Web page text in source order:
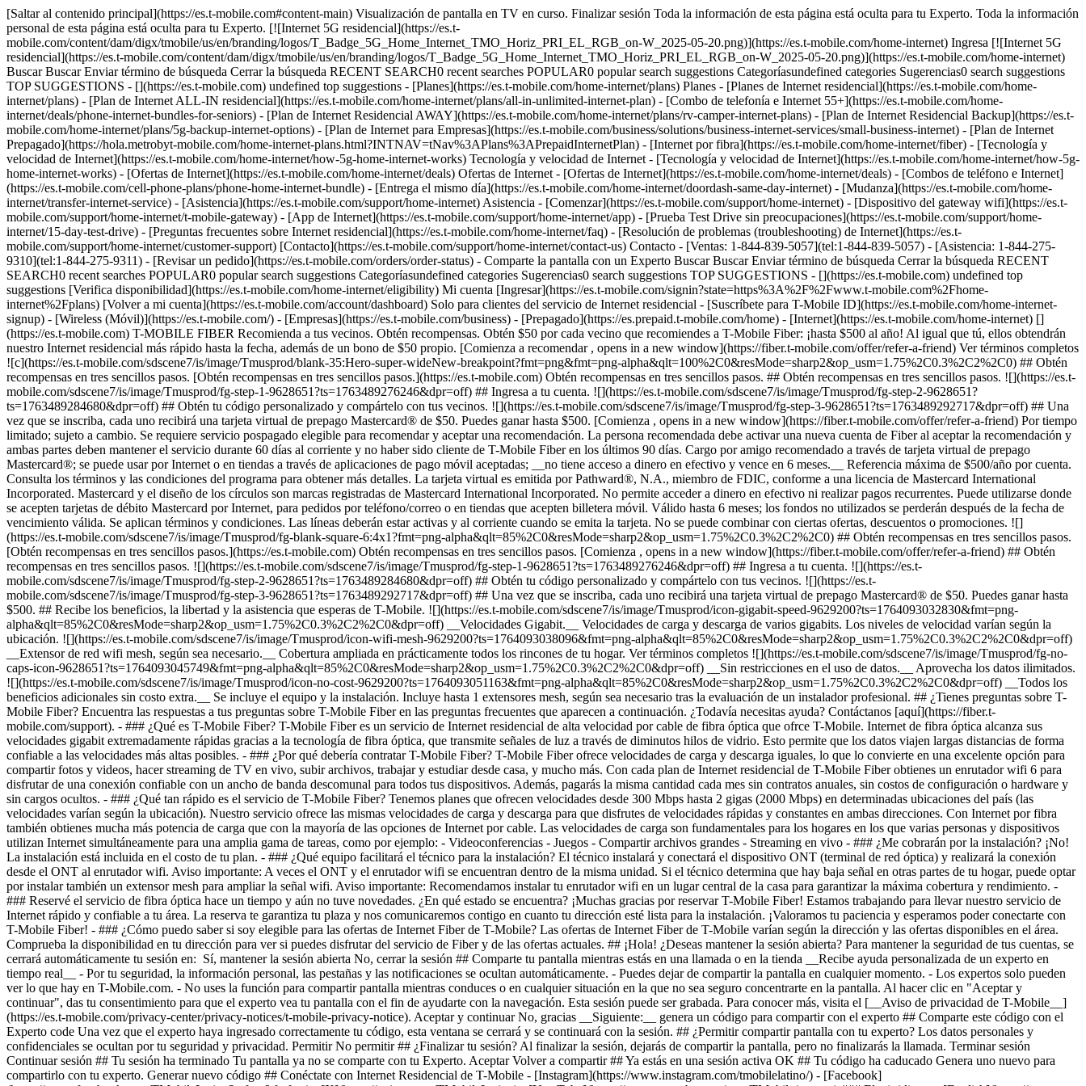
[Saltar al contenido principal](https://es.t-mobile.com#content-main) Visualización de pantalla en TV en curso. Finalizar sesión Toda la información de esta página está oculta para tu Experto. Toda la información
personal de esta página está oculta para tu Experto. [![Internet 5G residencial](https://es.t-
mobile.com/content/dam/digx/tmobile/us/en/branding/logos/T_Badge_5G_Home_Internet_TMO_Horiz_PRI_EL_RGB_on-W_2025-05-20.png)](https://es.t-mobile.com/home-internet) Ingresa [![Internet 5G
residencial](https://es.t-mobile.com/content/dam/digx/tmobile/us/en/branding/logos/T_Badge_5G_Home_Internet_TMO_Horiz_PRI_EL_RGB_on-W_2025-05-20.png)](https://es.t-mobile.com/home-internet)
Buscar Buscar Enviar término de búsqueda Cerrar la búsqueda RECENT SEARCH0 recent searches POPULAR0 popular search suggestions Categoríasundefined categories Sugerencias0 search suggestions
TOP SUGGESTIONS - [](https://es.t-mobile.com) undefined top suggestions - [Planes](https://es.t-mobile.com/home-internet/plans) Planes - [Planes de Internet residencial](https://es.t-mobile.com/home-
internet/plans) - [Plan de Internet ALL-IN residencial](https://es.t-mobile.com/home-internet/plans/all-in-unlimited-internet-plan) - [Combo de telefonía e Internet 55+](https://es.t-mobile.com/home-
internet/deals/phone-internet-bundles-for-seniors) - [Plan de Internet Residencial AWAY](https://es.t-mobile.com/home-internet/plans/rv-camper-internet-plans) - [Plan de Internet Residencial Backup](https://es.t-
mobile.com/home-internet/plans/5g-backup-internet-options) - [Plan de Internet para Empresas](https://es.t-mobile.com/business/solutions/business-internet-services/small-business-internet) - [Plan de Internet
Prepagado](https://hola.metrobyt-mobile.com/home-internet-plans.html?INTNAV=tNav%3APlans%3APrepaidInternetPlan) - [Internet por fibra](https://es.t-mobile.com/home-internet/fiber) - [Tecnología y
velocidad de Internet](https://es.t-mobile.com/home-internet/how-5g-home-internet-works) Tecnología y velocidad de Internet - [Tecnología y velocidad de Internet](https://es.t-mobile.com/home-internet/how-5g-
home-internet-works) - [Ofertas de Internet](https://es.t-mobile.com/home-internet/deals) Ofertas de Internet - [Ofertas de Internet](https://es.t-mobile.com/home-internet/deals) - [Combos de teléfono e Internet]
(https://es.t-mobile.com/cell-phone-plans/phone-home-internet-bundle) - [Entrega el mismo día](https://es.t-mobile.com/home-internet/doordash-same-day-internet) - [Mudanza](https://es.t-mobile.com/home-
internet/transfer-internet-service) - [Asistencia](https://es.t-mobile.com/support/home-internet) Asistencia - [Comenzar](https://es.t-mobile.com/support/home-internet) - [Dispositivo del gateway wifi](https://es.t-
mobile.com/support/home-internet/t-mobile-gateway) - [App de Internet](https://es.t-mobile.com/support/home-internet/app) - [Prueba Test Drive sin preocupaciones](https://es.t-mobile.com/support/home-
internet/15-day-test-drive) - [Preguntas frecuentes sobre Internet residencial](https://es.t-mobile.com/home-internet/faq) - [Resolución de problemas (troubleshooting) de Internet](https://es.t-
mobile.com/support/home-internet/customer-support) [Contacto](https://es.t-mobile.com/support/home-internet/contact-us) Contacto - [Ventas: 1-844-839-5057](tel:1-844-839-5057) - [Asistencia: 1-844-275-
9310](tel:1-844-275-9311) - [Revisar un pedido](https://es.t-mobile.com/orders/order-status) - Comparte la pantalla con un Experto Buscar Buscar Enviar término de búsqueda Cerrar la búsqueda RECENT
SEARCH0 recent searches POPULAR0 popular search suggestions Categoríasundefined categories Sugerencias0 search suggestions TOP SUGGESTIONS - [](https://es.t-mobile.com) undefined top
suggestions [Verifica disponibilidad](https://es.t-mobile.com/home-internet/eligibility) Mi cuenta [Ingresar](https://es.t-mobile.com/signin?state=https%3A%2F%2Fwww.t-mobile.com%2Fhome-
internet%2Fplans) [Volver a mi cuenta](https://es.t-mobile.com/account/dashboard) Solo para clientes del servicio de Internet residencial - [Suscríbete para T-Mobile ID](https://es.t-mobile.com/home-internet-
signup) - [Wireless (Móvil)](https://es.t-mobile.com/) - [Empresas](https://es.t-mobile.com/business) - [Prepagado](https://es.prepaid.t-mobile.com/home) - [Internet](https://es.t-mobile.com/home-internet) [](https://es.t-mobile.com) T-MOBILE FIBER Recomienda a tus vecinos. Obtén recompensas. Obtén $50 por cada vecino que recomiendes a T-Mobile Fiber: ¡hasta $500 al año!​​​​​​​ Al igual que tú, ellos obtendrán nuestro Internet residencial más rápido hasta la fecha, además de un bono de $50 propio. [Comienza a recomendar , opens in a new window](https://fiber.t-mobile.com/offer/refer-a-friend) Ver términos completos ![c](https://es.t-mobile.com/sdscene7/is/image/Tmusprod/blank-35:Hero-super-wideNew-breakpoint?fmt=png&fmt=png-alpha&qlt=100%2C0&resMode=sharp2&op_usm=1.75%2C0.3%2C2%2C0) ## Obtén recompensas en tres sencillos pasos. [Obtén recompensas en tres sencillos pasos.](https://es.t-mobile.com) Obtén recompensas en tres sencillos pasos. ## Obtén recompensas en tres sencillos pasos. ![](https://es.t-mobile.com/sdscene7/is/image/Tmusprod/fg-step-1-9628651?ts=1763489276246&dpr=off) ## Ingresa a tu cuenta. ![](https://es.t-mobile.com/sdscene7/is/image/Tmusprod/fg-step-2-9628651?ts=1763489284680&dpr=off) ## Obtén tu código personalizado y compártelo con tus vecinos. ![](https://es.t-mobile.com/sdscene7/is/image/Tmusprod/fg-step-3-9628651?ts=1763489292717&dpr=off) ## Una vez que se inscriba, cada uno recibirá una tarjeta virtual de prepago Mastercard® de $50. Puedes ganar hasta $500. [Comienza , opens in a new window](https://fiber.t-mobile.com/offer/refer-a-friend) Por tiempo limitado; sujeto a cambio. Se requiere servicio pospagado elegible para recomendar y aceptar una recomendación. La persona recomendada debe activar una nueva cuenta de Fiber al aceptar la recomendación y ambas partes deben mantener el servicio durante 60 días al corriente y no haber sido cliente de T-Mobile Fiber en los últimos 90 días. Cargo por amigo recomendado a través de tarjeta virtual de prepago Mastercard®; se puede usar por Internet o en tiendas a través de aplicaciones de pago móvil aceptadas; __no tiene acceso a dinero en efectivo y vence en 6 meses.__ Referencia máxima de $500/año por cuenta. Consulta los términos y las condiciones del programa para obtener más detalles. La tarjeta virtual es emitida por Pathward®, N.A., miembro de FDIC, conforme a una licencia de Mastercard International Incorporated. Mastercard y el diseño de los círculos son marcas registradas de Mastercard International Incorporated. No permite acceder a dinero en efectivo ni realizar pagos recurrentes. Puede utilizarse donde se acepten tarjetas de débito Mastercard por Internet, para pedidos por teléfono/correo o en tiendas que acepten billetera móvil. Válido hasta 6 meses; los fondos no utilizados se perderán después de la fecha de vencimiento válida. Se aplican términos y condiciones. Las líneas deberán estar activas y al corriente cuando se emita la tarjeta. No se puede combinar con ciertas ofertas, descuentos o promociones. ![](https://es.t-mobile.com/sdscene7/is/image/Tmusprod/fg-blank-square-6:4x1?fmt=png-alpha&qlt=85%2C0&resMode=sharp2&op_usm=1.75%2C0.3%2C2%2C0) ## Obtén recompensas en tres sencillos pasos. [Obtén recompensas en tres sencillos pasos.](https://es.t-mobile.com) Obtén recompensas en tres sencillos pasos. [Comienza , opens in a new window](https://fiber.t-mobile.com/offer/refer-a-friend) ## Obtén recompensas en tres sencillos pasos. ![](https://es.t-mobile.com/sdscene7/is/image/Tmusprod/fg-step-1-9628651?ts=1763489276246&dpr=off) ## Ingresa a tu cuenta. ![](https://es.t-mobile.com/sdscene7/is/image/Tmusprod/fg-step-2-9628651?ts=1763489284680&dpr=off) ## Obtén tu código personalizado y compártelo con tus vecinos. ![](https://es.t-mobile.com/sdscene7/is/image/Tmusprod/fg-step-3-9628651?ts=1763489292717&dpr=off) ## Una vez que se inscriba, cada uno recibirá una tarjeta virtual de prepago Mastercard® de $50. Puedes ganar hasta $500. ## Recibe los beneficios, la libertad y la asistencia que esperas de T-Mobile. ![](https://es.t-mobile.com/sdscene7/is/image/Tmusprod/icon-gigabit-speed-9629200?ts=1764093032830&fmt=png-alpha&qlt=85%2C0&resMode=sharp2&op_usm=1.75%2C0.3%2C2%2C0&dpr=off) __Velocidades Gigabit.__ Velocidades de carga y descarga de varios gigabits. Los niveles de velocidad varían según la ubicación. ![](https://es.t-mobile.com/sdscene7/is/image/Tmusprod/icon-wifi-mesh-9629200?ts=1764093038096&fmt=png-alpha&qlt=85%2C0&resMode=sharp2&op_usm=1.75%2C0.3%2C2%2C0&dpr=off) __Extensor de red wifi mesh, según sea necesario.__ Cobertura ampliada en prácticamente todos los rincones de tu hogar. Ver términos completos ![](https://es.t-mobile.com/sdscene7/is/image/Tmusprod/fg-no-caps-icon-9628651?ts=1764093045749&fmt=png-alpha&qlt=85%2C0&resMode=sharp2&op_usm=1.75%2C0.3%2C2%2C0&dpr=off) __Sin restricciones en el uso de datos.__ Aprovecha los datos ilimitados. ![](https://es.t-mobile.com/sdscene7/is/image/Tmusprod/icon-no-cost-9629200?ts=1764093051163&fmt=png-alpha&qlt=85%2C0&resMode=sharp2&op_usm=1.75%2C0.3%2C2%2C0&dpr=off) __Todos los beneficios adicionales sin costo extra.__ Se incluye el equipo y la instalación. Incluye hasta 1 extensores mesh, según sea necesario tras la evaluación de un instalador profesional. ## ¿Tienes preguntas sobre T-Mobile Fiber? Encuentra las respuestas a tus preguntas sobre T-Mobile Fiber en las preguntas frecuentes que aparecen a continuación. ¿Todavía necesitas ayuda? Contáctanos [aquí](https://fiber.t-mobile.com/support). - ### ¿Qué es T-Mobile Fiber? T-Mobile Fiber es un servicio de Internet residencial de alta velocidad por cable de fibra óptica que ofrce T-Mobile. Internet de fibra óptica alcanza sus velocidades gigabit extremadamente rápidas gracias a la tecnología de fibra óptica, que transmite señales de luz a través de diminutos hilos de vidrio. Esto permite que los datos viajen largas distancias de forma confiable a las velocidades más altas posibles. - ### ¿Por qué debería contratar T-Mobile Fiber? T-Mobile Fiber ofrece velocidades de carga y descarga iguales, lo que lo convierte en una excelente opción para compartir fotos y videos, hacer streaming de TV en vivo, subir archivos, trabajar y estudiar desde casa, y mucho más. Con cada plan de Internet residencial de T-Mobile Fiber obtienes un enrutador wifi 6 para disfrutar de una conexión confiable con un ancho de banda descomunal para todos tus dispositivos. Además, pagarás la misma cantidad cada mes sin contratos anuales, sin costos de configuración o hardware y sin cargos ocultos. - ### ¿Qué tan rápido es el servicio de T-Mobile Fiber? Tenemos planes que ofrecen velocidades desde 300 Mbps hasta 2 gigas (2000 Mbps) en determinadas ubicaciones del país (las velocidades varían según la ubicación). Nuestro servicio ofrece las mismas velocidades de carga y descarga para que disfrutes de velocidades rápidas y constantes en ambas direcciones. Con Internet por fibra también obtienes mucha más potencia de carga que con la mayoría de las opciones de Internet por cable. Las velocidades de carga son fundamentales para los hogares en los que varias personas y dispositivos utilizan Internet simultáneamente para una amplia gama de tareas, como por ejemplo: - Videoconferencias - Juegos - Compartir archivos grandes - Streaming en vivo - ### ¿Me cobrarán por la instalación? ¡No! La instalación está incluida en el costo de tu plan. - ### ¿Qué equipo facilitará el técnico para la instalación? El técnico instalará y conectará el dispositivo ONT (terminal de red óptica) y realizará la conexión desde el ONT al enrutador wifi. Aviso importante: A veces el ONT y el enrutador wifi se encuentran dentro de la misma unidad. Si el técnico determina que hay baja señal en otras partes de tu hogar, puede optar por instalar también un extensor mesh para ampliar la señal wifi. Aviso importante: Recomendamos instalar tu enrutador wifi en un lugar central de la casa para garantizar la máxima cobertura y rendimiento. - ### Reservé el servicio de fibra óptica hace un tiempo y aún no tuve novedades. ¿En qué estado se encuentra? ¡Muchas gracias por reservar T-Mobile Fiber! Estamos trabajando para llevar nuestro servicio de Internet rápido y confiable a tu área. La reserva te garantiza tu plaza y nos comunicaremos contigo en cuanto tu dirección esté lista para la instalación. ¡Valoramos tu paciencia y esperamos poder conectarte con T-Mobile Fiber! - ### ¿Cómo puedo saber si soy elegible para las ofertas de Internet Fiber de T-Mobile? Las ofertas de Internet Fiber de T-Mobile varían según la dirección y las ofertas disponibles en el área. Comprueba la disponibilidad en tu dirección para ver si puedes disfrutar del servicio de Fiber y de las ofertas actuales. ## ¡Hola! ¿Deseas mantener la sesión abierta? Para mantener la seguridad de tus cuentas, se cerrará automáticamente tu sesión en: Sí, mantener la sesión abierta No, cerrar la sesión ## Comparte tu pantalla mientras estás en una llamada o en la tienda __Recibe ayuda personalizada de un experto en tiempo real__ - Por tu seguridad, la información personal, las pestañas y las notificaciones se ocultan automáticamente. - Puedes dejar de compartir la pantalla en cualquier momento. - Los expertos solo pueden ver lo que hay en T-Mobile.com. - No uses la función para compartir pantalla mientras conduces o en cualquier situación en la que no sea seguro concentrarte en la pantalla. Al hacer clic en "Aceptar y continuar", das tu consentimiento para que el experto vea tu pantalla con el fin de ayudarte con la navegación. Esta sesión puede ser grabada. Para conocer más, visita el [__Aviso de privacidad de T-Mobile__](https://es.t-mobile.com/privacy-center/privacy-notices/t-mobile-privacy-notice). Aceptar y continuar No, gracias __Siguiente:__ genera un código para compartir con el experto ## Comparte este código con el Experto code Una vez qu